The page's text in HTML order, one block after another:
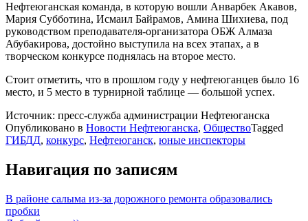
Нефтеюганская команда, в которую вошли Анварбек Акавов,
Мария Субботина, Исмаил Байрамов, Амина Шихиева, под
руководством преподавателя-организатора ОБЖ Алмаза
Абубакирова, достойно выступила на всех этапах, а в
творческом конкурсе поднялась на второе место.
Стоит отметить, что в прошлом году у нефтеюганцев было 16
место, и 5 место в турнирной таблице — большой успех.
Источник: пресс-служба администрации Нефтеюганска
Опубликовано в Новости Нефтеюганска, ОбществоTagged
ГИБДД, конкурс, Нефтеюганск, юные инспекторы
Навигация по записям
В районе салыма из-за дорожного ремонта образовались
пробки